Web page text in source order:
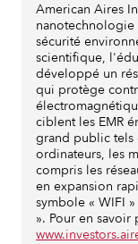
American Aires
sécurité
scientifique,
développé un
qui protège
ciblent les EMR
grand public tels
ordinateurs, les
compris les
en expansion
symbole « WIFI
». Pour en savoir